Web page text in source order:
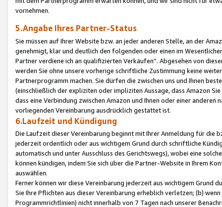
vornehmen.
5.Angabe Ihres Partner-Status
Sie müssen auf Ihrer Website bzw. an jeder anderen Stelle, an der
genehmigt, klar und deutlich den folgenden oder einen im
Partner verdiene ich an qualifizierten Verkäufen“. Abgesehen von
werden Sie ohne unsere vorherige schriftliche Zustimmung keine
Partnerprogramm machen. Sie dürfen die zwischen uns und Ihnen
(einschließlich der expliziten oder impliziten Aussage, dass Amazon
dass eine Verbindung zwischen Amazon und Ihnen oder einer
vorliegenden Vereinbarung ausdrücklich gestattet ist.
6.Laufzeit und Kündigung
Die Laufzeit dieser Vereinbarung beginnt mit Ihrer Anmeldung für die
jederzeit ordentlich oder aus wichtigem Grund durch schriftliche
automatisch und unter Ausschluss des Gerichtswegs), wobei eine
können kündigen, indem Sie sich über die Partner-Website in Ihrem
auswählen.
Ferner können wir diese Vereinbarung jederzeit aus wichtigem Grund
Sie Ihre Pflichten aus dieser Vereinbarung erheblich verletzen; (b)
Programmrichtlinien) nicht innerhalb von 7 Tagen nach unserer